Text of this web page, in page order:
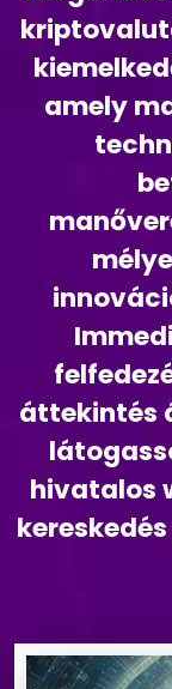
amely
áttekintés
hivatalos